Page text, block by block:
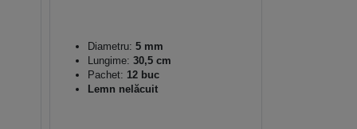
Diametru: 5 mm
Lungime: 30,5 cm
Pachet: 12 buc
Lemn nelăcuit